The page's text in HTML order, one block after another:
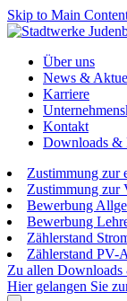
Skip to Main
Über uns
News &
Karriere
Kontakt
Downloads &
Zustimmung zur
Zustimmung zur
Bewerbung
Bewerbung
Zählerstand
Zählerstand PV-
Zu allen Downloads
Hier gelangen Sie